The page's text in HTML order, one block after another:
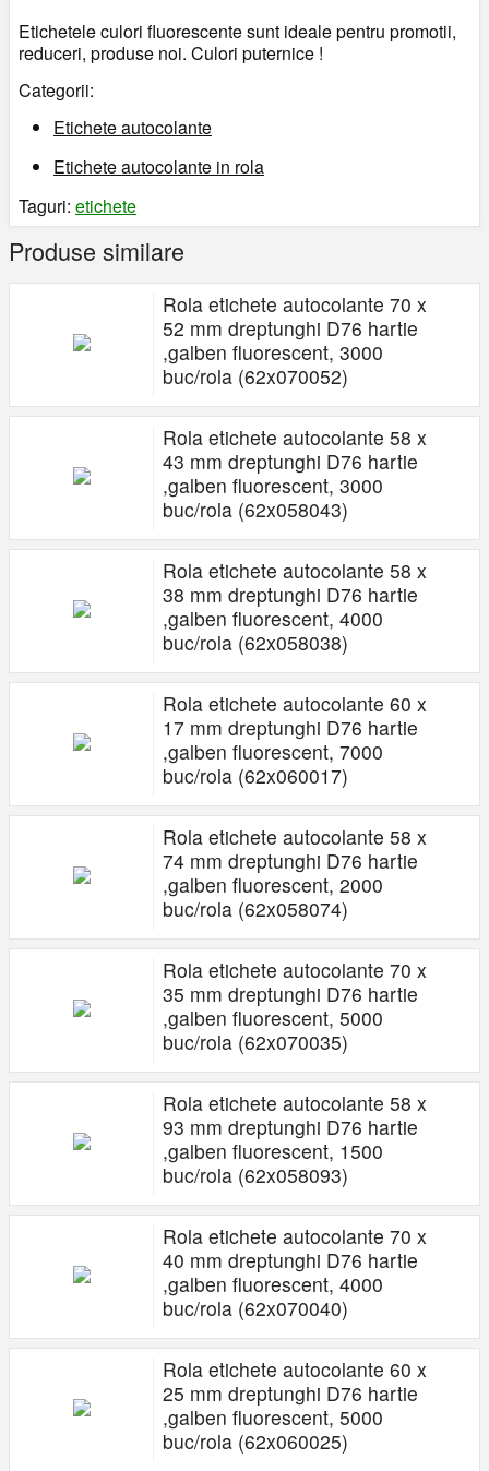
Etichetele culori fluorescente sunt ideale pentru promotii,
reduceri, produse noi. Culori puternice !
Categorii:
Etichete autocolante
Etichete autocolante in rola
Taguri: etichete
Produse similare
Rola etichete autocolante 70 x
52 mm dreptunghi D76 hartie
,galben fluorescent, 3000
buc/rola (62x070052)
Rola etichete autocolante 58 x
43 mm dreptunghi D76 hartie
,galben fluorescent, 3000
buc/rola (62x058043)
Rola etichete autocolante 58 x
38 mm dreptunghi D76 hartie
,galben fluorescent, 4000
buc/rola (62x058038)
Rola etichete autocolante 60 x
17 mm dreptunghi D76 hartie
,galben fluorescent, 7000
buc/rola (62x060017)
Rola etichete autocolante 58 x
74 mm dreptunghi D76 hartie
,galben fluorescent, 2000
buc/rola (62x058074)
Rola etichete autocolante 70 x
35 mm dreptunghi D76 hartie
,galben fluorescent, 5000
buc/rola (62x070035)
Rola etichete autocolante 58 x
93 mm dreptunghi D76 hartie
,galben fluorescent, 1500
buc/rola (62x058093)
Rola etichete autocolante 70 x
40 mm dreptunghi D76 hartie
,galben fluorescent, 4000
buc/rola (62x070040)
Rola etichete autocolante 60 x
25 mm dreptunghi D76 hartie
,galben fluorescent, 5000
buc/rola (62x060025)